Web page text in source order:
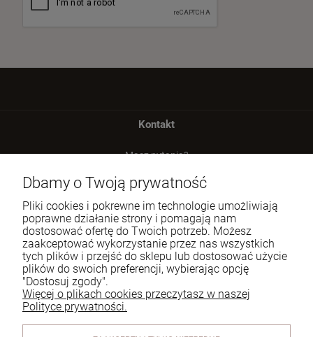
Kontakt
Masz pytania?
E-mail: zamowienia@homeperfume.pl
Pomoc
Dbamy o Twoją prywatność
Pliki cookies i pokrewne im technologie umożliwiają
poprawne działanie strony i pomagają nam
dostosować ofertę do Twoich potrzeb. Możesz
zaakceptować wykorzystanie przez nas wszystkich
tych plików i przejść do sklepu lub dostosować użycie
plików do swoich preferencji, wybierając opcję
"Dostosuj zgody".
Więcej o plikach cookies przeczytasz w naszej
Polityce prywatności.